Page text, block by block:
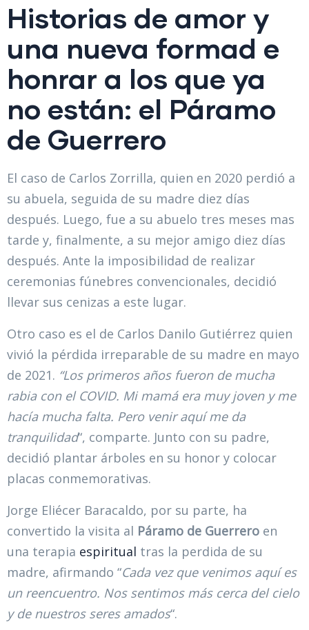
Historias de amor y
una nueva formad e
honrar a los que ya
no están: el Páramo
de Guerrero
El caso de Carlos Zorrilla, quien en 2020 perdió a
su abuela, seguida de su madre diez días
después. Luego, fue a su abuelo tres meses mas
tarde y, finalmente, a su mejor amigo diez días
después. Ante la imposibilidad de realizar
ceremonias fúnebres convencionales, decidió
llevar sus cenizas a este lugar.
Otro caso es el de Carlos Danilo Gutiérrez quien
vivió la pérdida irreparable de su madre en mayo
de 2021. “Los primeros años fueron de mucha
rabia con el COVID. Mi mamá era muy joven y me
hacía mucha falta. Pero venir aquí me da
tranquilidad“, comparte. Junto con su padre,
decidió plantar árboles en su honor y colocar
placas conmemorativas.
Jorge Eliécer Baracaldo, por su parte, ha
convertido la visita al Páramo de Guerrero en
una terapia espiritual tras la perdida de su
madre, afirmando “Cada vez que venimos aquí es
un reencuentro. Nos sentimos más cerca del cielo
y de nuestros seres amados“.